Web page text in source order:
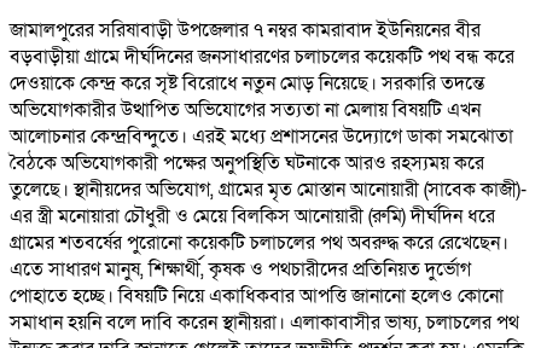
জামালপুরের সরিষাবাড়ী উপজেলার ৭ নম্বর কামরাবাদ ইউনিয়নের বীর
বড়বাড়ীয়া গ্রামে দীর্ঘদিনের জনসাধারণের চলাচলের কয়েকটি পথ বন্ধ করে
দেওয়াকে কেন্দ্র করে সৃষ্ট বিরোধে নতুন মোড় নিয়েছে। সরকারি তদন্তে
অভিযোগকারীর উত্থাপিত অভিযোগের সত্যতা না মেলায় বিষয়টি এখন
আলোচনার কেন্দ্রবিন্দুতে। এরই মধ্যে প্রশাসনের উদ্যোগে ডাকা সমঝোতা
বৈঠকে অভিযোগকারী পক্ষের অনুপস্থিতি ঘটনাকে আরও রহস্যময় করে
তুলেছে। স্থানীয়দের অভিযোগ, গ্রামের মৃত মোস্তান আনোয়ারী (সাবেক কাজী)-
এর স্ত্রী মনোয়ারা চৌধুরী ও মেয়ে বিলকিস আনোয়ারী (রুমি) দীর্ঘদিন ধরে
গ্রামের শতবর্ষের পুরোনো কয়েকটি চলাচলের পথ অবরুদ্ধ করে রেখেছেন।
এতে সাধারণ মানুষ, শিক্ষার্থী, কৃষক ও পথচারীদের প্রতিনিয়ত দুর্ভোগ
পোহাতে হচ্ছে। বিষয়টি নিয়ে একাধিকবার আপত্তি জানানো হলেও কোনো
সমাধান হয়নি বলে দাবি করেন স্থানীয়রা। এলাকাবাসীর ভাষ্য, চলাচলের পথ